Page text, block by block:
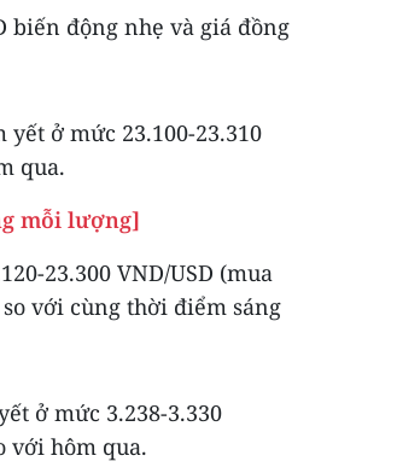
biến động nhẹ và giá đồng
ở mức 23.100-23.310
qua.
mỗi lượng]
23.300 VND/USD (mua
với cùng thời điểm sáng
ở mức 3.238-3.330
với hôm qua.